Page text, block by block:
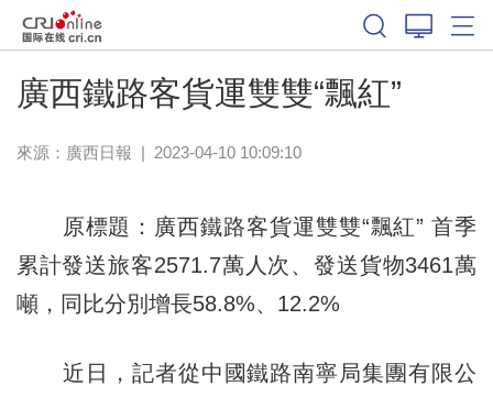
廣西鐵路客貨運雙雙“飄紅”
來源： 廣西日報 | 2023-04-10 10:09:10
原標題：廣西鐵路客貨運雙雙“飄紅” 首季
累計發送旅客2571.7萬人次、發送貨物3461萬
噸，同比分別增長58.8%、12.2%
近日，記者從中國鐵路南寧局集團有限公